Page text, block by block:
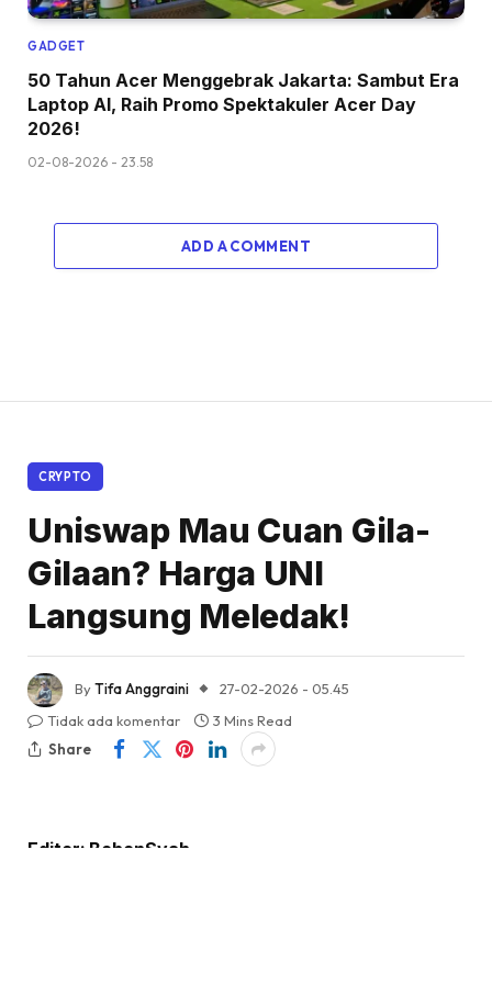
GADGET
50 Tahun Acer Menggebrak Jakarta: Sambut Era
Laptop AI, Raih Promo Spektakuler Acer Day
2026!
02-08-2026 - 23.58
ADD A COMMENT
CRYPTO
Uniswap Mau Cuan Gila-
Gilaan? Harga UNI
Langsung Meledak!
ByTifa Anggraini
27-02-2026 - 05.45
Tidak ada komentar
3 Mins Read
Share
Editor: BobonSyah